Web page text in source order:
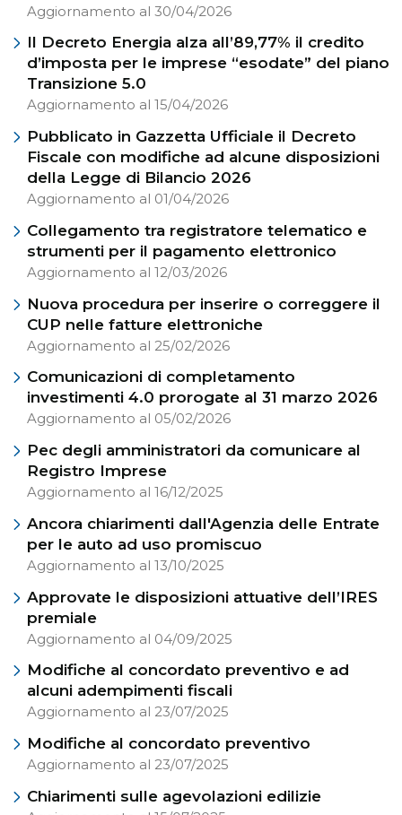
Aggiornamento al 30/04/2026
Il Decreto Energia alza all’89,77% il credito
d’imposta per le imprese “esodate” del piano
Transizione 5.0
Aggiornamento al 15/04/2026
Pubblicato in Gazzetta Ufficiale il Decreto
Fiscale con modifiche ad alcune disposizioni
della Legge di Bilancio 2026
Aggiornamento al 01/04/2026
Collegamento tra registratore telematico e
strumenti per il pagamento elettronico
Aggiornamento al 12/03/2026
Nuova procedura per inserire o correggere il
CUP nelle fatture elettroniche
Aggiornamento al 25/02/2026
Comunicazioni di completamento
investimenti 4.0 prorogate al 31 marzo 2026
Aggiornamento al 05/02/2026
Pec degli amministratori da comunicare al
Registro Imprese
Aggiornamento al 16/12/2025
Ancora chiarimenti dall'Agenzia delle Entrate
per le auto ad uso promiscuo
Aggiornamento al 13/10/2025
Approvate le disposizioni attuative dell’IRES
premiale
Aggiornamento al 04/09/2025
Modifiche al concordato preventivo e ad
alcuni adempimenti fiscali
Aggiornamento al 23/07/2025
Modifiche al concordato preventivo
Aggiornamento al 23/07/2025
Chiarimenti sulle agevolazioni edilizie